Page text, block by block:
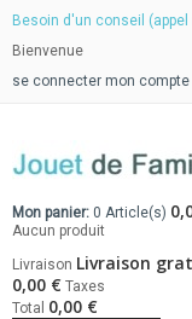
Besoin d'un conseil
Bienvenue
se connecter mon compte
Mon panier: 0 Article(s)
Aucun produit
Livraison Livraison
0,00 € Taxes
Total 0,00 €